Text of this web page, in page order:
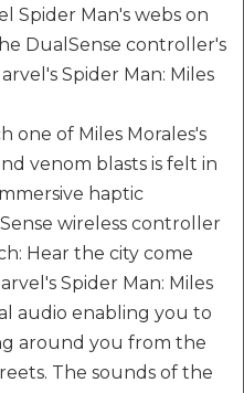
Spider Man's webs on
DualSense controller's
Spider Man: Miles
one of Miles Morales's
venom blasts is felt in
haptic
wireless controller
Hear the city come
Spider Man: Miles
audio enabling you to
around you from the
The sounds of the